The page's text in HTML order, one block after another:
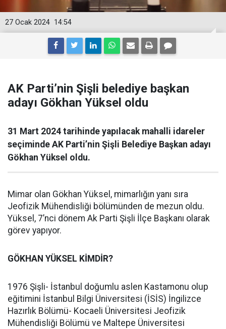
14:54
27 Ocak 2024
AK Parti’nin Şişli belediye başkan
adayı Gökhan Yüksel oldu
31 Mart 2024 tarihinde yapılacak mahalli idareler
seçiminde AK Parti’nin Şişli Belediye Başkan adayı
Gökhan Yüksel oldu.
Mimar olan Gökhan Yüksel, mimarlığın yanı sıra
Jeofizik Mühendisliği bölümünden de mezun oldu.
Yüksel, 7’nci dönem Ak Parti Şişli İlçe Başkanı olarak
görev yapıyor.
GÖKHAN YÜKSEL KİMDİR?
1976 Şişli- İstanbul doğumlu aslen Kastamonu olup
eğitimini İstanbul Bilgi Üniversitesi (İSİS) İngilizce
Hazırlık Bölümü- Kocaeli Üniversitesi Jeofizik
Mühendisliği Bölümü ve Maltepe Üniversitesi